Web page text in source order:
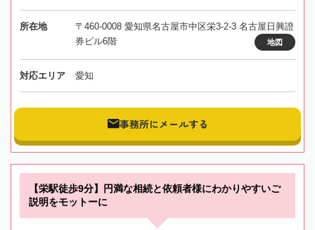
所在地
〒460-0008 愛知県名古屋市中区栄3-2-3 名古屋日興證
券ビル6階
地図
対応エリア 愛知
事務所にメールする
【栄駅徒歩9分】円満な相続と依頼者様にわかりやすいご
説明をモットーに